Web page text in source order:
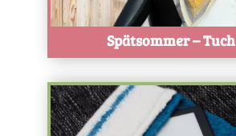
Spätsommer – Tuch
Test